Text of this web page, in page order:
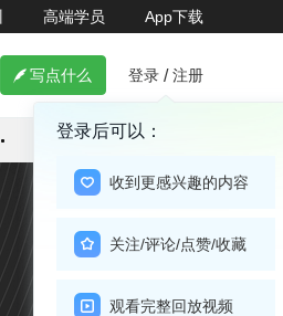
高端学员 App下载
 写点什么 登录 / 注册
登录后可以：
收到更感兴趣的内容
关注/评论/点赞/收藏
观看完整回放视频